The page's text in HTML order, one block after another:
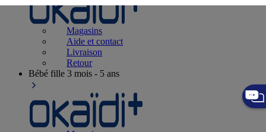
Magasins
Aide et contact
Livraison
Retour
Bébé fille 3 mois - 5 ans